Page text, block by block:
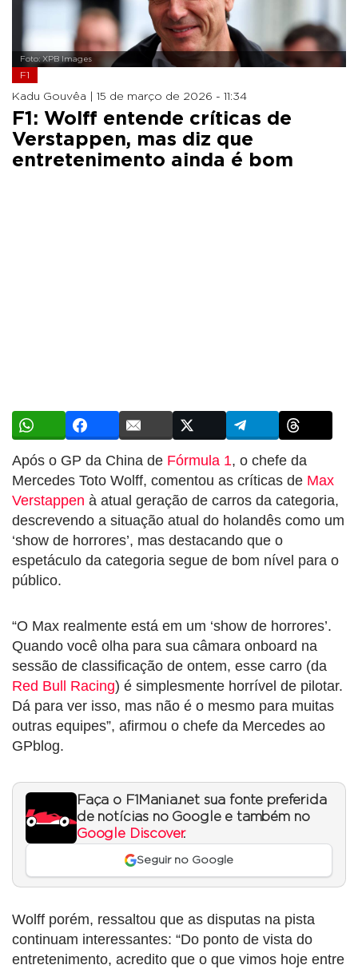
Foto: XPB Images
F1
Kadu Gouvêa | 15 de março de 2026 - 11:34
F1: Wolff entende críticas de
Verstappen, mas diz que
entretenimento ainda é bom
Após o GP da China de Fórmula 1, o chefe da
Mercedes Toto Wolff, comentou as críticas de Max
Verstappen à atual geração de carros da categoria,
descrevendo a situação atual do holandês como um
‘show de horrores’, mas destacando que o
espetáculo da categoria segue de bom nível para o
público.
“O Max realmente está em um ‘show de horrores’.
Quando você olha para sua câmara onboard na
sessão de classificação de ontem, esse carro (da
Red Bull Racing) é simplesmente horrível de pilotar.
Dá para ver isso, mas não é o mesmo para muitas
outras equipes”, afirmou o chefe da Mercedes ao
GPblog.
Faça o F1Mania.net sua fonte preferida
de notícias no Google e também no
Google Discover.
Seguir no Google
Wolff porém, ressaltou que as disputas na pista
continuam interessantes: “Do ponto de vista do
entretenimento, acredito que o que vimos hoje entre